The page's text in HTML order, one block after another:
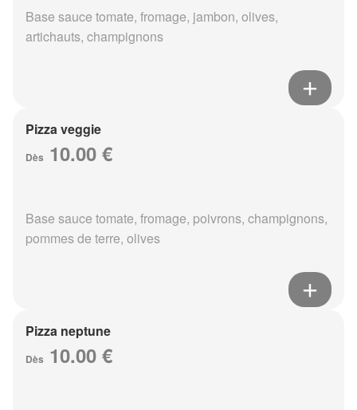
Base sauce tomate, fromage, jambon, olives,
artichauts, champignons
Pizza veggie
Dès 10.00 €
Base sauce tomate, fromage, poivrons, champignons,
pommes de terre, olives
Pizza neptune
Dès 10.00 €